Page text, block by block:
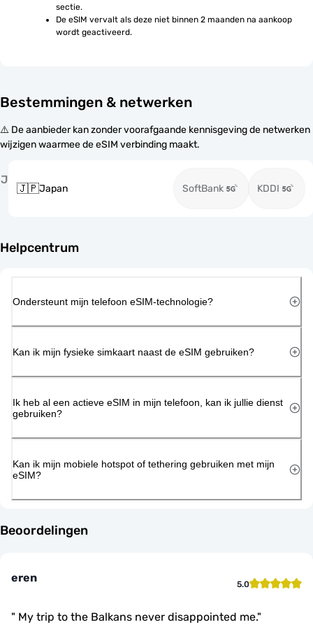
sectie.
De eSIM vervalt als deze niet binnen 2 maanden na aankoop
wordt geactiveerd.
Bestemmingen & netwerken
⚠️ De aanbieder kan zonder voorafgaande kennisgeving de netwerken
wijzigen waarmee de eSIM verbinding maakt.
J
🇯🇵Japan SoftBank KDDI
Helpcentrum
Ondersteunt mijn telefoon eSIM-technologie?
Kan ik mijn fysieke simkaart naast de eSIM gebruiken?
Ik heb al een actieve eSIM in mijn telefoon, kan ik jullie dienst
gebruiken?
Kan ik mijn mobiele hotspot of tethering gebruiken met mijn
eSIM?
Beoordelingen
eren 5.0
" My trip to the Balkans never disappointed me."